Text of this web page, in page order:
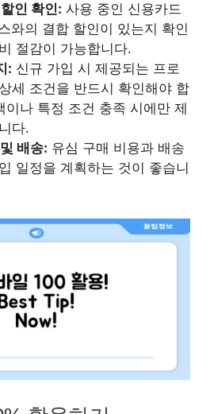
인 확인: 사용 중인 신용카드
와의 결합 할인이 있는지 확인
절감이 가능합니다.
: 신규 가입 시 제공되는 프로
세 조건을 반드시 확인해야 합
이나 특정 조건 충족 시에만 제
다.
배송: 유심 구매 비용과 배송
일정을 계획하는 것이 좋습니